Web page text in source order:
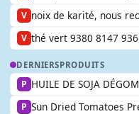
V noix de karité, nous
V thé vert 9380 8147
DERNIERSPRODUITS
P HUILE DE SOJA
P Sun Dried Tomatoes